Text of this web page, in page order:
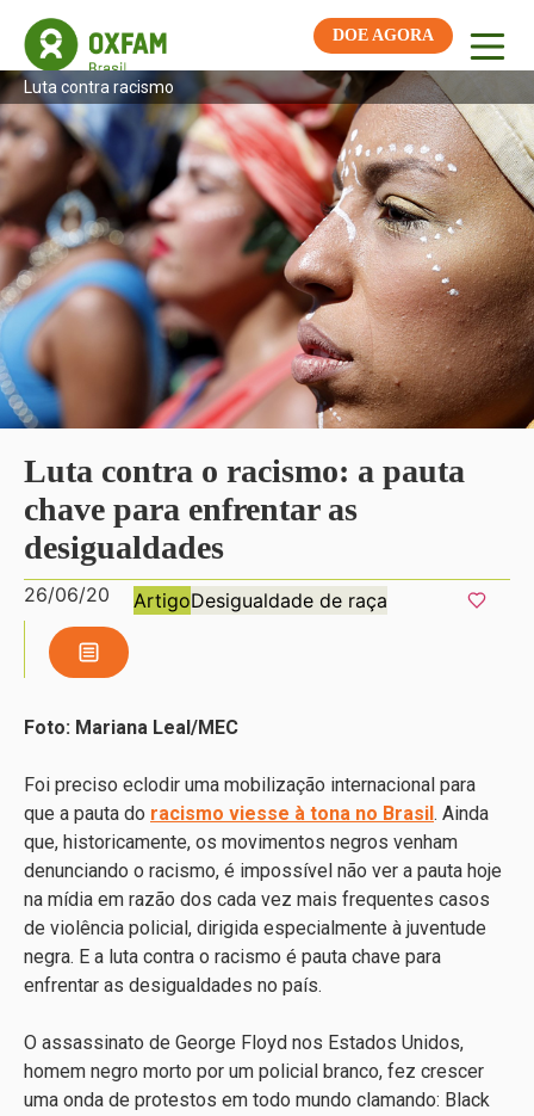
DOE AGORA
Luta contra racismo
Luta contra o racismo: a pauta
chave para enfrentar as
desigualdades
26/06/20 ArtigoDesigualdade de raça
Foto: Mariana Leal/MEC
Foi preciso eclodir uma mobilização internacional para
que a pauta do racismo viesse à tona no Brasil . Ainda
que, historicamente, os movimentos negros venham
denunciando o racismo, é impossível não ver a pauta hoje
na mídia em razão dos cada vez mais frequentes casos
de violência policial, dirigida especialmente à juventude
negra. E a luta contra o racismo é pauta chave para
enfrentar as desigualdades no país.
O assassinato de George Floyd nos Estados Unidos,
homem negro morto por um policial branco, fez crescer
uma onda de protestos em todo mundo clamando: Black